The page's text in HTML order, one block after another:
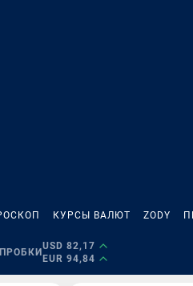
КУРСЫ ВАЛЮТ ZODY
USD 82,17
EUR 94,84